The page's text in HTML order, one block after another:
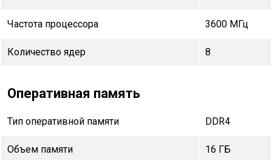
Частота процессора 3600 МГц
Количество ядер 8
Оперативная память
Тип оперативной памяти DDR4
Объем памяти 16 ГБ